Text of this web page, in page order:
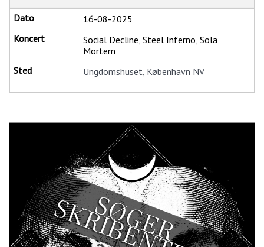
16-08-2025
Social Decline, Steel Inferno, Sola
Mortem
Ungdomshuset, København NV